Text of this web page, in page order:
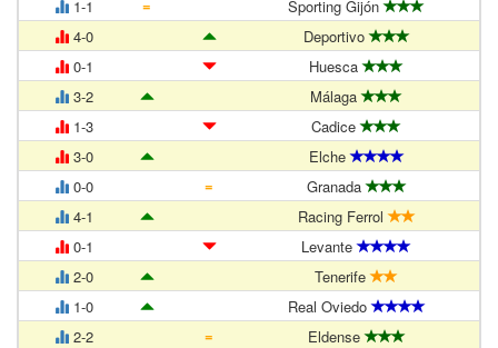
1-1
=
Sporting Gijón
4-0
Deportivo
0-1
Huesca
3-2
Málaga
1-3
Cadice
3-0
Elche
0-0
=
Granada
4-1
Racing Ferrol
0-1
Levante
2-0
Tenerife
1-0
Real Oviedo
2-2
= Eldense